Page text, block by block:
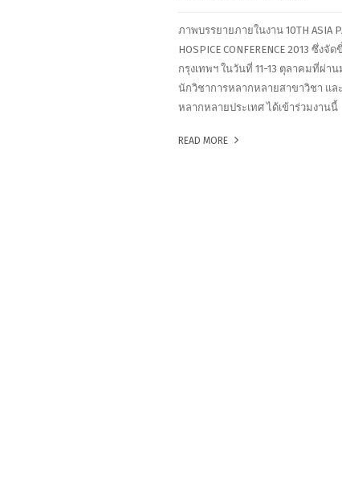
ภาพบรรยายภายในงาน 10TH ASIA
HOSPICE CONFERENCE 2013 ซึ่งจั
กรุงเทพฯ ในวันที่ 11-13 ตุลาคมที่ผ่า
นักวิชาการหลากหลายสาขาวิชา แล
หลากหลายประเทศ ได้เข้าร่วมงานนี้
READ MORE